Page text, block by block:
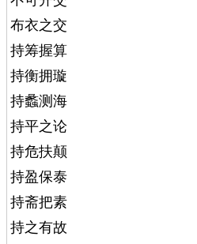
布衣之交
持筹握算
持衡拥璇
持蠡测海
持平之论
持危扶颠
持盈保泰
持斋把素
持之有故